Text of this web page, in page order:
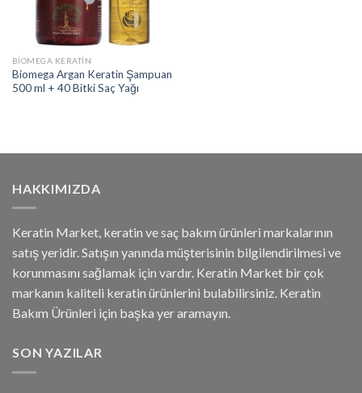
BIOMEGA KERATIN
Biomega Argan Keratin Şampuan
500 ml + 40 Bitki Saç Yağı
HAKKIMIZDA
Keratin Market, keratin ve saç bakım ürünleri markalarının
satış yeridir. Satışın yanında müşterisinin bilgilendirilmesi ve
korunmasını sağlamak için vardır. Keratin Market bir çok
markanın kaliteli keratin ürünlerini bulabilirsiniz. Keratin
Bakım Ürünleri için başka yer aramayın.
SON YAZILAR